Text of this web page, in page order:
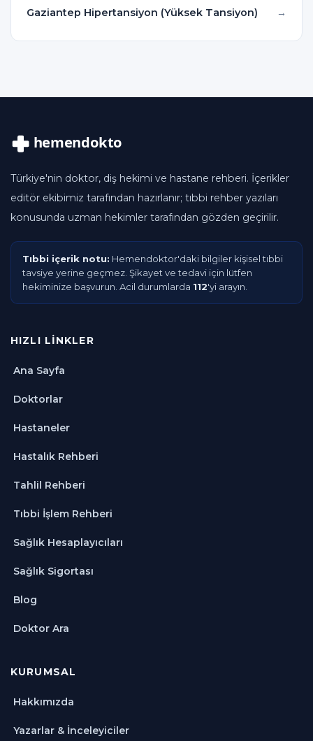
Gaziantep Hipertansiyon (Yüksek Tansiyon)
Türkiye'nin doktor, diş hekimi ve hastane rehberi. İçerikler
editör ekibimiz tarafından hazırlanır; tıbbi rehber yazıları
konusunda uzman hekimler tarafından gözden geçirilir.
Tıbbi içerik notu: Hemendoktor'daki bilgiler kişisel tıbbi
tavsiye yerine geçmez. Şikayet ve tedavi için lütfen
hekiminize başvurun. Acil durumlarda 112'yi arayın.
HIZLI LINKLER
Ana Sayfa
Doktorlar
Hastaneler
Hastalık Rehberi
Tahlil Rehberi
Tıbbi İşlem Rehberi
Sağlık Hesaplayıcıları
Sağlık Sigortası
Blog
Doktor Ara
KURUMSAL
Hakkımızda
Yazarlar & İnceleyiciler